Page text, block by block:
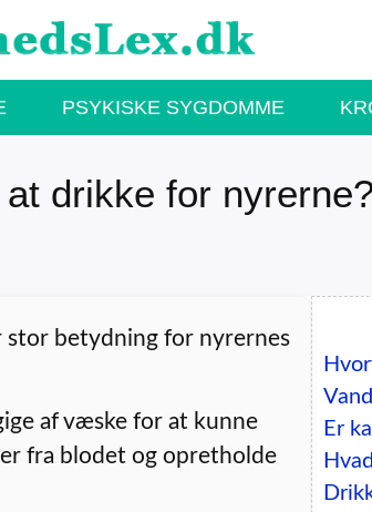
PSYKISKE SYGDOMME
drikke for
stor betydning for nyrernes
af væske for at kunne
fra blodet og opretholde
Er